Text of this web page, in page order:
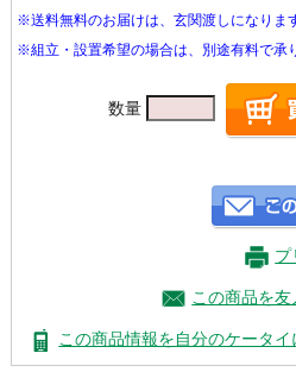
※送料無料のお届けは、玄関渡しになりま
※組立・設置希望の場合は、別途有料で承
数量
プ
この商品を
この商品情報を自分のケータ